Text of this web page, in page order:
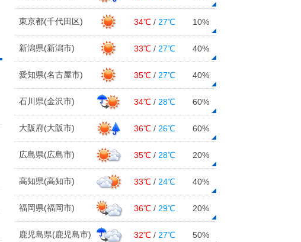
東京都(千代田区) 34℃ / 27℃ 10%
新潟県(新潟市) 33℃ / 27℃ 40%
愛知県(名古屋市) 35℃ / 27℃ 40%
石川県(金沢市) 34℃ / 28℃ 60%
大阪府(大阪市) 36℃ / 26℃ 60%
広島県(広島市) 35℃ / 28℃ 20%
高知県(高知市) 33℃ / 24℃ 40%
福岡県(福岡市) 36℃ / 29℃ 20%
鹿児島県(鹿児島市) 32℃ / 27℃ 50%